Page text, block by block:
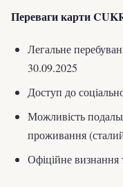
Переваги карти
Легальне
30.09.2025
Доступ до
Можливість
проживання
Офіційне визнання